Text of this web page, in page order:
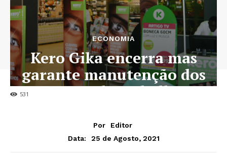
531
ECONOMIA
Kero Gika encerra mas
garante manutenção dos
postos de trabalho
Por
Editor
Data:
25 de Agosto, 2021